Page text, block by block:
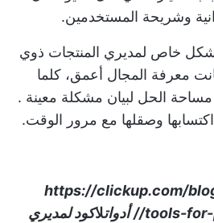
وشريحة المستخدمين.
بشكل خاص لمديري المنتجات ذوي
معرفة المجال أعمق، كلما
مساحة الحل لبيان مشكلة معينة .
اكتسابها وصقلها مع مرور الوقت.
https://clickup.com/
tools-for-
أدواتلاكود لمديري